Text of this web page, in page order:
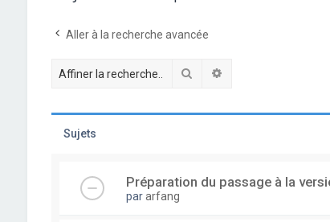
Aller à la recherche avancée
Rechercher
Sujets
Préparation du passage à la
pararfang